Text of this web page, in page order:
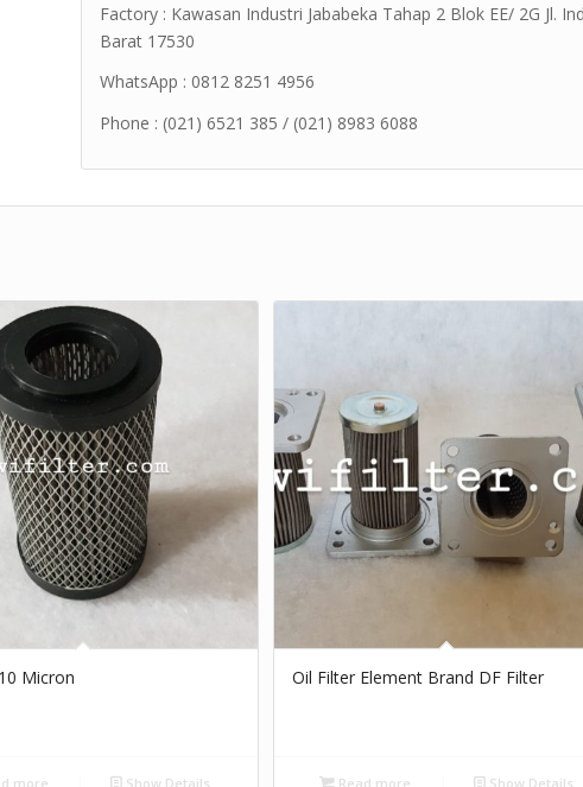
Factory : Kawasan Industri Jababeka Tahap 2 Blok EE/ 2G Jl.
Barat 17530
WhatsApp : 0812 8251 4956
Phone : (021) 6521 385 / (021) 8983 6088
Micron
more Show Details
Oil Filter Element Brand DF Filter
Read more Show Details